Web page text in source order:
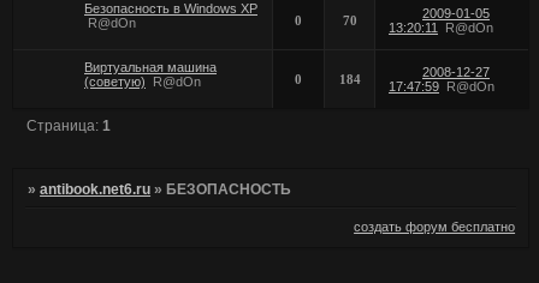
Безопасность в Windows XP
R@dOn
0 70
2009-01-05
13:20:11
R@dOn
Виртуальная машина
(советую)
R@dOn 0 184
2008-12-27
17:47:59 R@dOn
Страница:1
»antibook.net6.ru »БЕЗОПАСНОСТЬ
создать форум бесплатно